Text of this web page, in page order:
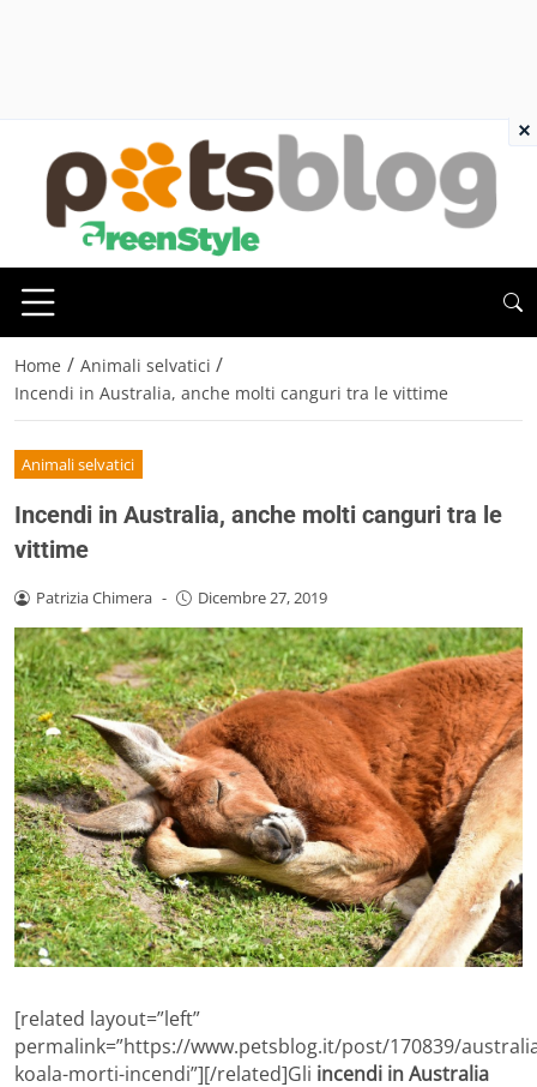
Home / Animali selvatici /
Incendi in Australia, anche molti canguri tra le vittime
Animali selvatici
Incendi in Australia, anche molti canguri tra le
vittime
Patrizia Chimera - Dicembre 27, 2019
[related layout=”left”
permalink=”https://www.petsblog.it/post/170839/
koala-morti-incendi”][/related]Gli incendi in Australia
×